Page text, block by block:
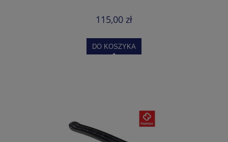
115,00 zł
DO KOSZYKA